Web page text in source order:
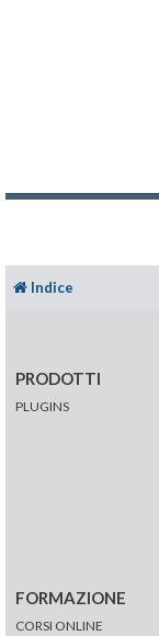
Indice
PRODOTTI
PLUGINS
FORMAZIONE
CORSI ONLINE